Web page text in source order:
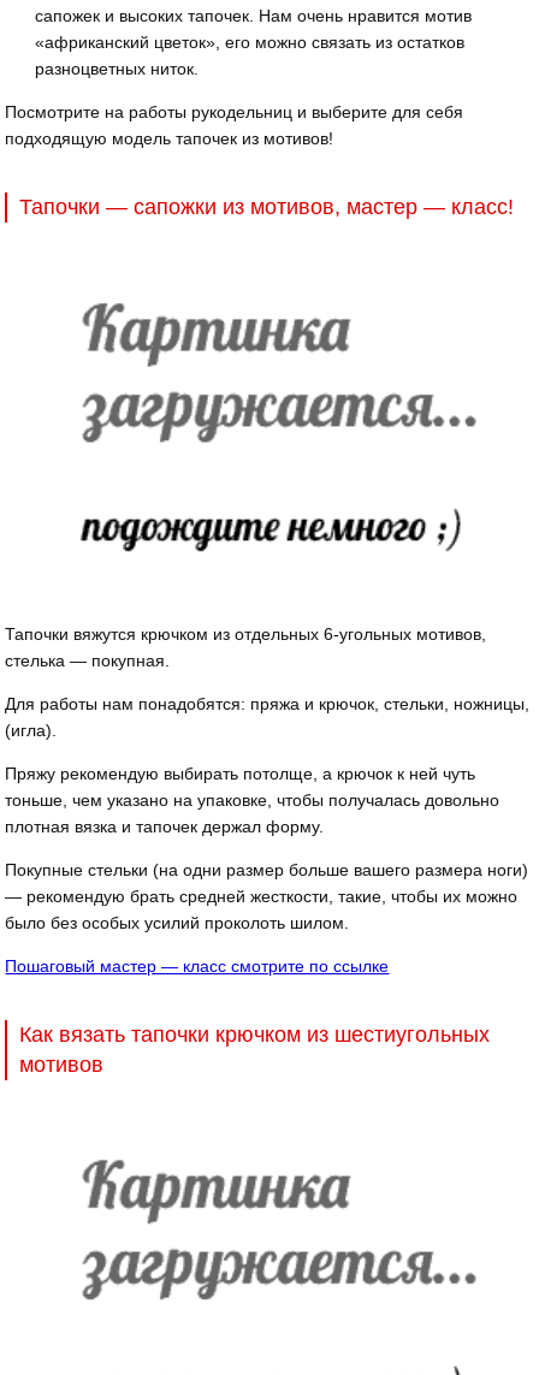
сапожек и высоких тапочек. Нам очень нравится мотив
«африканский цветок», его можно связать из остатков
разноцветных ниток.
Посмотрите на работы рукодельниц и выберите для себя
подходящую модель тапочек из мотивов!
Тапочки — сапожки из мотивов, мастер — класс!
Тапочки вяжутся крючком из отдельных 6-угольных мотивов,
стелька — покупная.
Для работы нам понадобятся: пряжа и крючок, стельки, ножницы,
(игла).
Пряжу рекомендую выбирать потолще, а крючок к ней чуть
тоньше, чем указано на упаковке, чтобы получалась довольно
плотная вязка и тапочек держал форму.
Покупные стельки (на одни размер больше вашего размера ноги)
— рекомендую брать средней жесткости, такие, чтобы их можно
было без особых усилий проколоть шилом.
Пошаговый мастер — класс смотрите по ссылке
Как вязать тапочки крючком из шестиугольных
мотивов